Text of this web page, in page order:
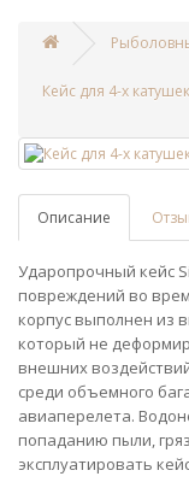
Кейс для 4-х
Описание
Ударопрочный кейс
повреждений во
корпус выполнен из
который не
внешних
среди объемного
авиаперелета.
попаданию пыли,
эксплуатировать